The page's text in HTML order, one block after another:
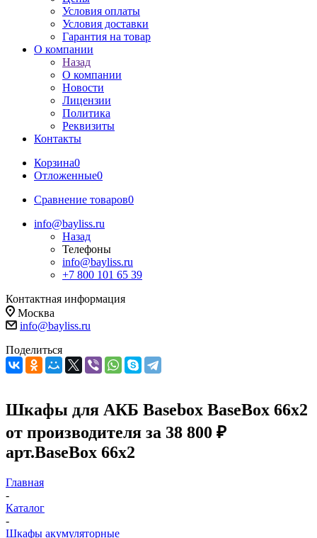
Условия оплаты
Условия доставки
Гарантия на товар
О компании
Назад
О компании
Новости
Лицензии
Политика
Реквизиты
Контакты
Корзина0
Отложенные0
Сравнение товаров0
info@bayliss.ru
Назад
Телефоны
info@bayliss.ru
+7 800 101 65 39
Контактная информация
Москва
info@bayliss.ru
Поделиться
Шкафы для АКБ Basebox BaseBox 66x2
от производителя за 38 800 ₽
арт.BaseBox 66x2
Главная
-
Каталог
-
Шкафы акумуляторные